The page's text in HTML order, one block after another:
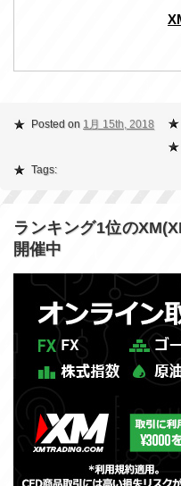
Posted on 1月 15th, 2018
Tags:
ランキング1位の
開催中